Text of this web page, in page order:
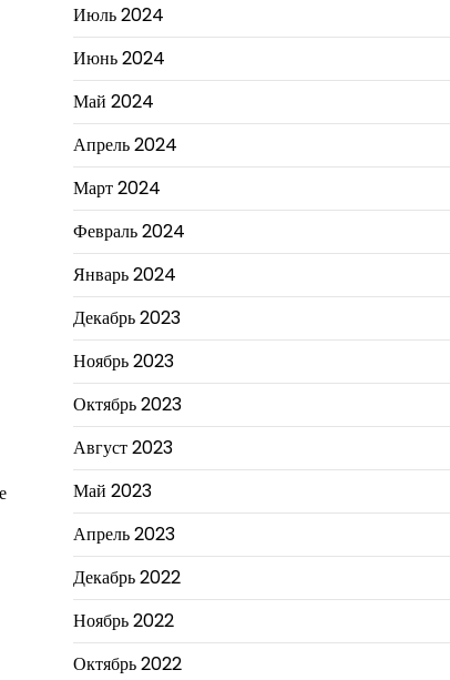
Июль 2024
Июнь 2024
Май 2024
Апрель 2024
Март 2024
Февраль 2024
Январь 2024
Декабрь 2023
Ноябрь 2023
Октябрь 2023
Август 2023
Май 2023
Апрель 2023
Декабрь 2022
Ноябрь 2022
Октябрь 2022